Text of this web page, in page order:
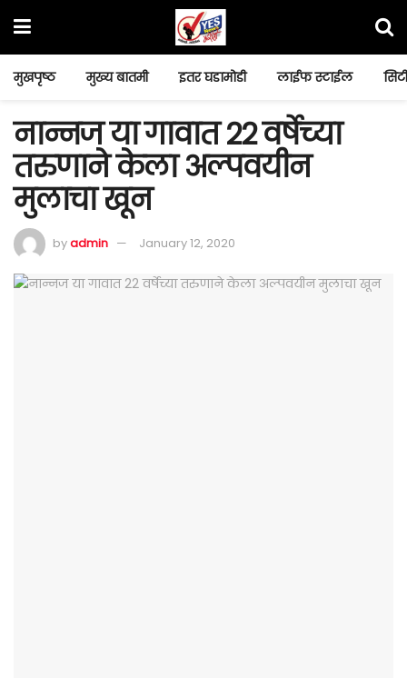
मुखपृष्ठ मुख्य बातमी इतर घडामोडी लाईफ स्टाईल
नान्नज या गावात 22 वर्षेच्या
तरुणाने केला अल्पवयीन
मुलाचा खून
byadmin January 12, 2020